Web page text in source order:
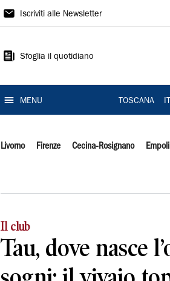
Il
Iscriviti alle Newsletter
Sfoglia il quotidiano
MENU TOSCANA
Livorno Firenze Cecina-Rosignano Empoli
Il club
Tau, dove nasce